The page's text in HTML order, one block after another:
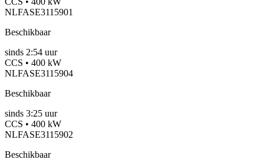
NLFASE3115901
Beschikbaar
sinds 2:54 uur
CCS • 400 kW
NLFASE3115904
Beschikbaar
sinds 3:25 uur
CCS • 400 kW
NLFASE3115902
Beschikbaar